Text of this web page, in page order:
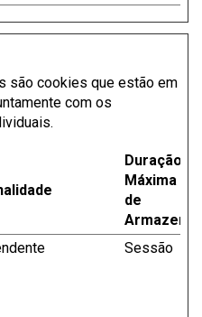
são cookies que estão em
com os
Duração
Máxima
de
Sessão